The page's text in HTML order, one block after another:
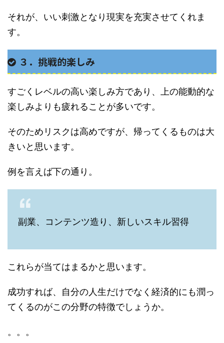
それが、いい刺激となり現実を充実させてくれま
す。
３．挑戦的楽しみ
すごくレベルの高い楽しみ方であり、上の能動的な
楽しみよりも疲れることが多いです。
そのためリスクは高めですが、帰ってくるものは大
きいと思います。
例を言えば下の通り。
副業、コンテンツ造り、新しいスキル習得
これらが当てはまるかと思います。
成功すれば、自分の人生だけでなく経済的にも潤っ
てくるのがこの分野の特徴でしょうか。
。。。